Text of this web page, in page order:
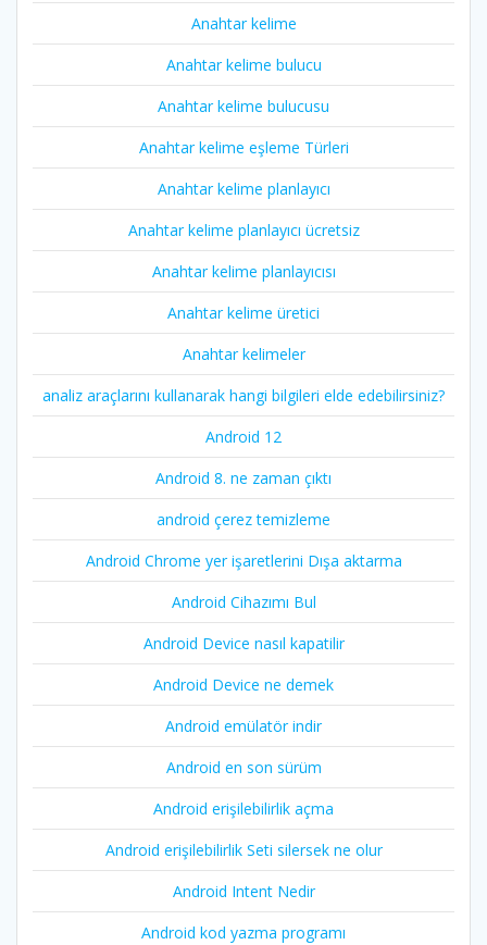
Anahtar kelime
Anahtar kelime bulucu
Anahtar kelime bulucusu
Anahtar kelime eşleme Türleri
Anahtar kelime planlayıcı
Anahtar kelime planlayıcı ücretsiz
Anahtar kelime planlayıcısı
Anahtar kelime üretici
Anahtar kelimeler
analiz araçlarını kullanarak hangi bilgileri elde edebilirsiniz?
Android 12
Android 8. ne zaman çıktı
android çerez temizleme
Android Chrome yer işaretlerini Dışa aktarma
Android Cihazımı Bul
Android Device nasıl kapatilir
Android Device ne demek
Android emülatör indir
Android en son sürüm
Android erişilebilirlik açma
Android erişilebilirlik Seti silersek ne olur
Android Intent Nedir
Android kod yazma programı